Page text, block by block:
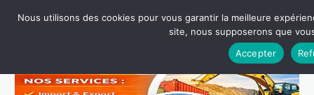
Nous utilisons des cookies pour vous garantir la meilleure
site, nous supposerons que
Accepter